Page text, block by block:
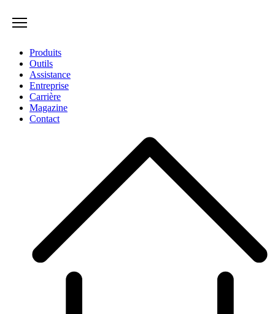
Produits
Outils
Assistance
Entreprise
Carrière
Magazine
Contact